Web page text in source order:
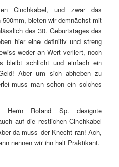
Cinchkabel, und zwar das
bieten wir demnächst mit
des 30. Geburtstages des
hier eine definitiv und streng
weder an Wert verliert, noch
bleibt schlicht und einfach ein
Aber um sich abheben zu
muss man schon ein solches
Roland Sp. designte
auf die restlichen Cinchkabel
da muss der Knecht ran! Ach,
nennen wir ihn halt Praktikant.